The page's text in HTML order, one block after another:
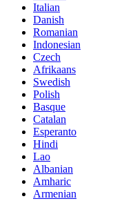
Italian
Danish
Romanian
Indonesian
Czech
Afrikaans
Swedish
Polish
Basque
Catalan
Esperanto
Hindi
Lao
Albanian
Amharic
Armenian